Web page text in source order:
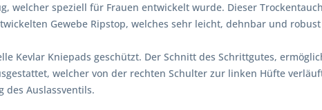
welcher speziell für Frauen entwickelt wurde. Dieser
Gewebe Ripstop, welches sehr leicht, dehnbar und
Kevlar Kniepads geschützt. Der Schnitt des Schrittgutes,
welcher von der rechten Schulter zur linken Hüfte
Auslassventils.